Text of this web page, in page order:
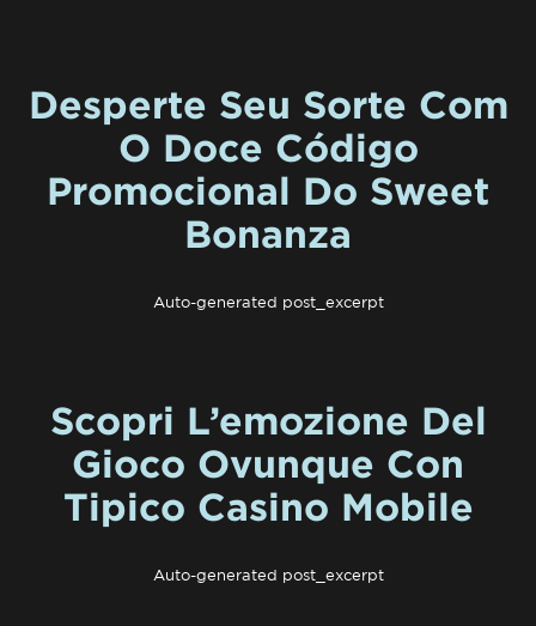
Desperte Seu Sorte Com
O Doce Código
Promocional Do Sweet
Bonanza
Auto-generated post_excerpt
Scopri L’emozione Del
Gioco Ovunque Con
Tipico Casino Mobile
Auto-generated post_excerpt